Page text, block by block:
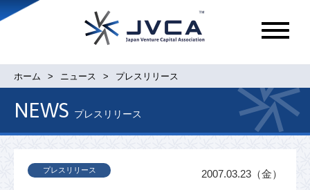
メ
ュ
ホーム ニュース プレスリリース
NEWS プレスリリース
プレスリリース 2007.03.23（金）